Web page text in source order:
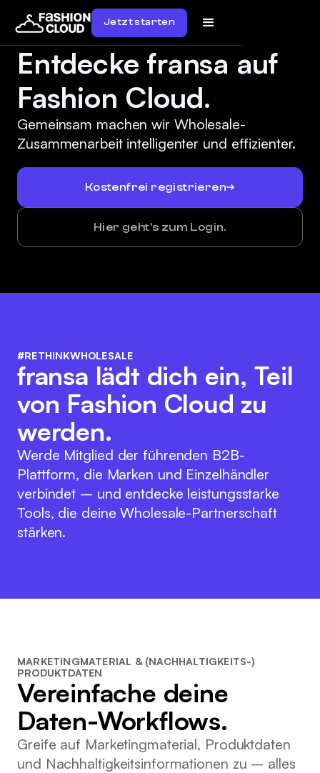
Jetzt starten
Entdecke fransa auf
Fashion Cloud.
Gemeinsam machen wir Wholesale-
Zusammenarbeit intelligenter und effizienter.
Kostenfrei registrieren
Hier geht's zum Login.
#RETHINKWHOLESALE
fransa lädt dich ein, Teil
von Fashion Cloud zu
werden.
Werde Mitglied der führenden B2B-
Plattform, die Marken und Einzelhändler
verbindet – und entdecke leistungsstarke
Tools, die deine Wholesale-Partnerschaft
stärken.
MARKETINGMATERIAL & (NACHHALTIGKEITS-)
PRODUKTDATEN
Vereinfache deine
Daten-Workflows.
Greife auf Marketingmaterial, Produktdaten
und Nachhaltigkeitsinformationen zu – alles